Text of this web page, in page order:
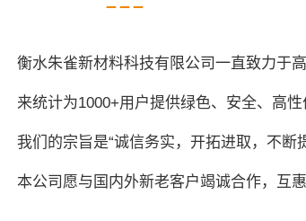
衡水朱雀新材料科技有限公司一直致力于
来统计为1000+用户提供绿色、安全、高
我们的宗旨是“诚信务实，开拓进取，不断
本公司愿与国内外新老客户竭诚合作，互